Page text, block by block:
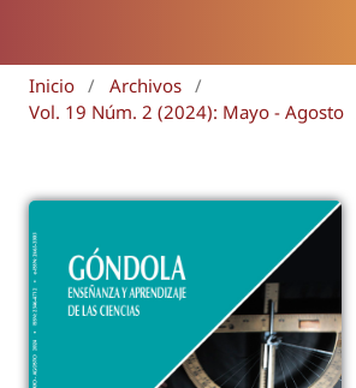
Inicio / Archivos /
Vol. 19 Núm. 2 (2024): Mayo - Agosto